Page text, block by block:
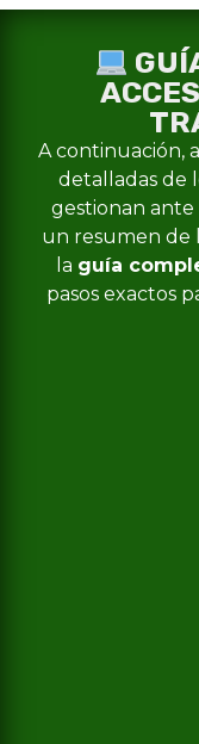
A continuación,
detalladas de
gestionan ante
un resumen de
la guía
pasos exactos